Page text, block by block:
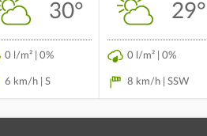
30°
0 l/m² | 0%
6 km/h | S
29°
0 l/m² | 0%
8 km/h | SSW